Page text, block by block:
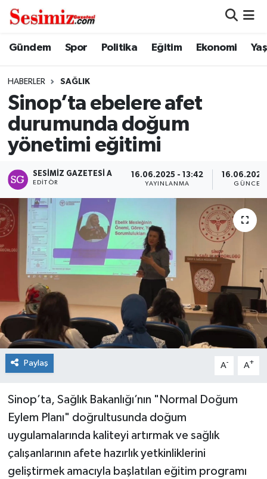
Gündem Spor Politika Eğitim Ekonomi
HABERLER SAĞLIK
Sinop’ta ebelere afet
durumunda doğum
yönetimi eğitimi
SESIMIZ GAZETESI A
EDITÖR
16.06.2025 - 13:42
YAYINLANMA
Paylaş A- A+
Sinop’ta, Sağlık Bakanlığı’nın "Normal Doğum
Eylem Planı" doğrultusunda doğum
uygulamalarında kaliteyi artırmak ve sağlık
çalışanlarının afete hazırlık yetkinliklerini
geliştirmek amacıyla başlatılan eğitim programı
Dünya
Ekonomi
Genel
Gündem
Magazin
Politika
Sağlık
Spor
Teknoloji
Tokat Haberleri
Nöbetçi Eczaneler
Hava Durumu
Namaz Vakitleri
Trafik Durumu
Süper Lig Puan Durumu ve Fikstür
Tüm Manşetler
Son Dakika Haberleri
Haber Arşivi